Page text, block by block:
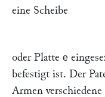
eine Scheibe
oder Platte e
befestigt ist. Der
Armen